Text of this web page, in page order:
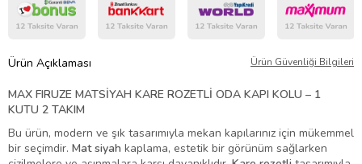
Ürün Açıklaması Ürün Güvenliği Bilgileri
MAX FIRUZE MATSİYAH KARE ROZETLİ ODA KAPI KOLU – 1
KUTU 2 TAKIM
Bu ürün, modern ve şık tasarımıyla mekan kapılarınız için mükemmel
bir seçimdir. Mat siyah kaplama, estetik bir görünüm sağlarken